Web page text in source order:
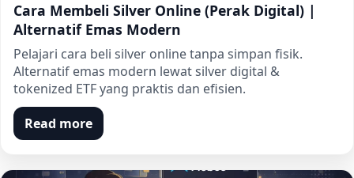
Cara Membeli Silver Online (Perak Digital) |
Alternatif Emas Modern
Pelajari cara beli silver online tanpa simpan fisik.
Alternatif emas modern lewat silver digital &
tokenized ETF yang praktis dan efisien.
Read more